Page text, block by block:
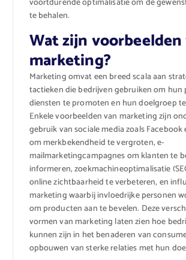
voortdurende optimalisatie om de
te behalen.
Wat zijn voorbeelden
marketing?
Marketing omvat een breed scala aan
tactieken die bedrijven gebruiken om
diensten te promoten en hun doelgroep
Enkele voorbeelden van marketing zijn
gebruik van sociale media zoals
om merkbekendheid te vergroten, e-
mailmarketingcampagnes om klanten te
informeren, zoekmachineoptimalisatie
online zichtbaarheid te verbeteren, en
marketing waarbij invloedrijke personen
om producten aan te bevelen. Deze
vormen van marketing laten zien hoe
kunnen zijn in het benaderen van
opbouwen van sterke relaties met hun